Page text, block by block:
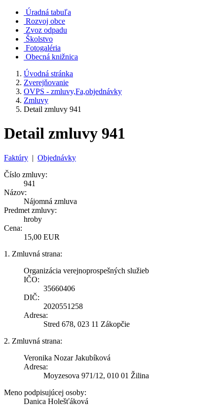
Úradná tabuľa
Rozvoj obce
Zvoz odpadu
Školstvo
Fotogaléria
Obecná knižnica
Úvodná stránka
Zverejňovanie
OVPS - zmluvy,Fa,objednávky
Zmluvy
Detail zmluvy 941
Detail zmluvy 941
Faktúry | Objednávky
Číslo zmluvy:
941
Názov:
Nájomná zmluva
Predmet zmluvy:
hroby
Cena:
15,00 EUR
1. Zmluvná strana:
Organizácia verejnoprospešných služieb
IČO:
35660406
DIČ:
2020551258
Adresa:
Stred 678, 023 11 Zákopčie
2. Zmluvná strana:
Veronika Nozar Jakubíková
Adresa:
Moyzesova 971/12, 010 01 Žilina
Meno podpisujúcej osoby:
Danica Holešťáková